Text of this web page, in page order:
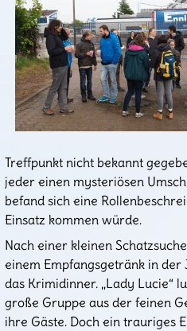
Treffpunkt nicht bekannt
jeder einen mysteriösen
befand sich eine
Einsatz kommen würde.
Nach einer kleinen
einem Empfangsgetränk in
das Krimidinner. „Lady Lucie“
große Gruppe aus der feinen
ihre Gäste. Doch ein trauriges